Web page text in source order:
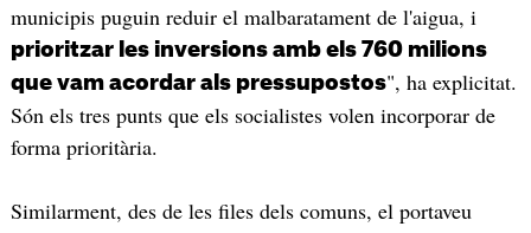
municipis puguin reduir el malbaratament de l'aigua, i
prioritzar les inversions amb els 760 milions
que vam acordar als pressupostos", ha explicitat.
Són els tres punts que els socialistes volen incorporar de
forma prioritària.
Similarment, des de les files dels comuns, el portaveu